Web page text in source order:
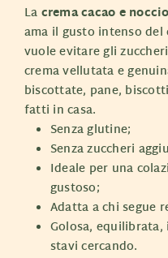
La crema cacao e
ama il gusto intenso del
vuole evitare gli
crema vellutata e
biscottate, pane,
fatti in casa.
Senza glutine;
Senza zuccheri
Ideale per una
gustoso;
Adatta a chi segue
Golosa,
stavi cercando.